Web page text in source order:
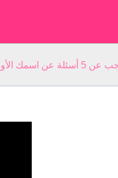
الأول: اسمك هو: